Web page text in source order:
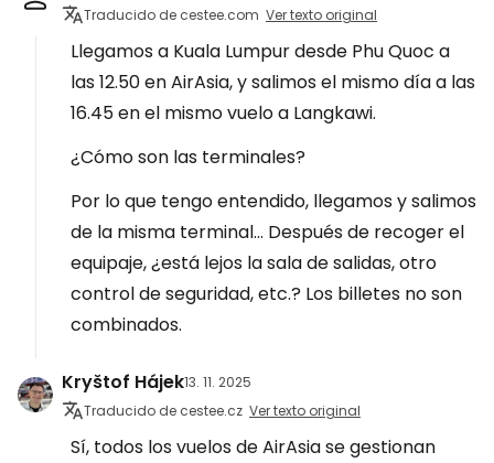
Traducido de cestee.com Ver texto original
Llegamos a Kuala Lumpur desde Phu Quoc a
las 12.50 en AirAsia, y salimos el mismo día a las
16.45 en el mismo vuelo a Langkawi.
¿Cómo son las terminales?
Por lo que tengo entendido, llegamos y salimos
de la misma terminal... Después de recoger el
equipaje, ¿está lejos la sala de salidas, otro
control de seguridad, etc.? Los billetes no son
combinados.
Kryštof Hájek13. 11. 2025
Traducido de cestee.cz Ver texto original
Sí, todos los vuelos de AirAsia se gestionan